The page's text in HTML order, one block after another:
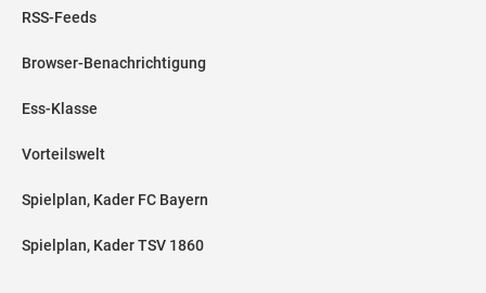
RSS-Feeds
Browser-Benachrichtigung
Ess-Klasse
Vorteilswelt
Spielplan, Kader FC Bayern
Spielplan, Kader TSV 1860